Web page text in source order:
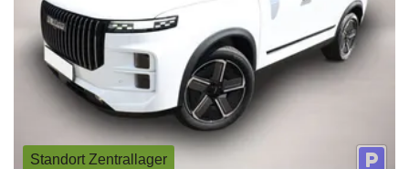
Standort Zentrallager